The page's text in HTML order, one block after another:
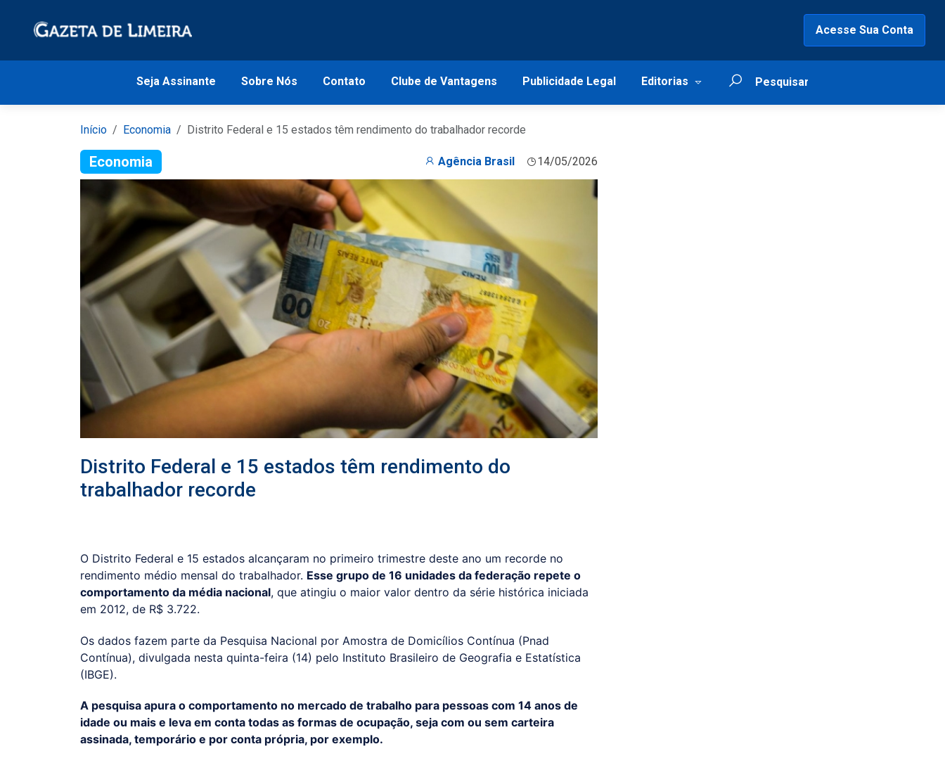
Acesse Sua Conta
Seja Assinante Sobre Nós Contato Clube de Vantagens Publicidade Legal Editorias
Início Economia Distrito Federal e 15 estados têm rendimento do trabalhador recorde
Economia Agência Brasil 14/05/2026
Distrito Federal e 15 estados têm rendimento do
trabalhador recorde
O Distrito Federal e 15 estados alcançaram no primeiro trimestre deste ano um recorde no
rendimento médio mensal do trabalhador. Esse grupo de 16 unidades da federação repete o
comportamento da média nacional, que atingiu o maior valor dentro da série histórica iniciada
em 2012, de R$ 3.722.
Os dados fazem parte da Pesquisa Nacional por Amostra de Domicílios Contínua (Pnad
Contínua), divulgada nesta quinta-feira (14) pelo Instituto Brasileiro de Geografia e Estatística
(IBGE).
A pesquisa apura o comportamento no mercado de trabalho para pessoas com 14 anos de
idade ou mais e leva em conta todas as formas de ocupação, seja com ou sem carteira
assinada, temporário e por conta própria, por exemplo.